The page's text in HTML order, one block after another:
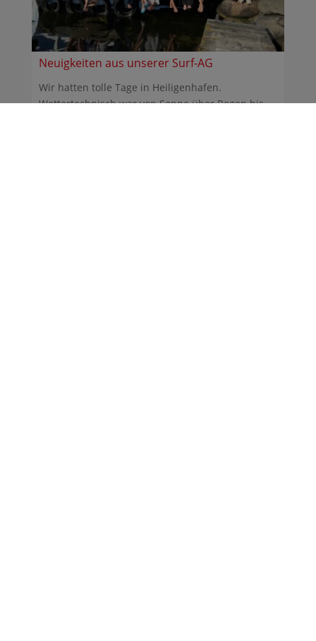
Neuigkeiten aus unserer Surf-AG
Wir hatten tolle Tage in Heiligenhafen.
Wettertechnisch war von Sonne über Regen bis